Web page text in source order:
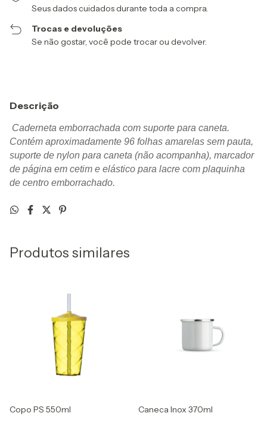
Seus dados cuidados durante toda a compra.
Trocas e devoluções
Se não gostar, você pode trocar ou devolver.
Descrição
Caderneta emborrachada com suporte para caneta.
Contém aproximadamente 96 folhas amarelas sem pauta,
suporte de nylon para caneta (não acompanha), marcador
de página em cetim e elástico para lacre com plaquinha
de centro emborrachado.
Produtos similares
Copo PS 550ml Caneca Inox 370ml